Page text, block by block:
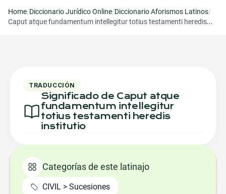
Home/Diccionario Jurídico Online/Diccionario Aforismos Latinos/
Caput atque fundamentum intellegitur totius testamenti heredis
TRADUCCIÓN
Significado de Caput atque
fundamentum intellegitur
totius testamenti heredis
institutio
Categorías de este latinajo
CIVIL > Sucesiones